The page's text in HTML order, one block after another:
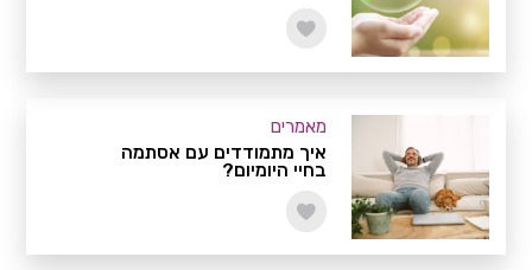
מאמרים
איך מתמודדים עם אסתמה
בחיי היומיום?